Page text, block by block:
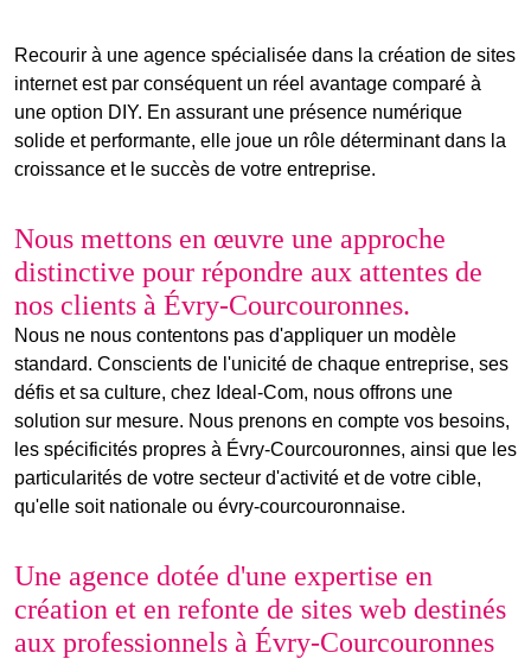
Recourir à une agence spécialisée dans la création de sites
internetest par conséquent un réel avantage comparé à
une option DIY. En assurant une présence numérique
solide et performante, elle joue un rôle déterminant dans la
croissance et le succès de votre entreprise.
Nous mettons en œuvre une approche
distinctive pour répondre aux attentes de
nos clients à Évry-Courcouronnes.
Nous ne nous contentons pas d'appliquer un modèle
standard. Conscients de l'unicité de chaque entreprise, ses
défis et sa culture, chez Ideal-Com, nous offrons une
solution sur mesure. Nous prenons en compte vos besoins,
les spécificités propres à Évry-Courcouronnes, ainsi que les
particularités de votre secteur d'activité et de votre cible,
qu'elle soit nationale ou évry-courcouronnaise.
Une agence dotée d'une expertise en
création et en refonte de sites web destinés
aux professionnels à Évry-Courcouronnes